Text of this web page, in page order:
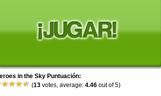
in the Sky Puntuación:
(13 votes, average: 4.46 out of 5)